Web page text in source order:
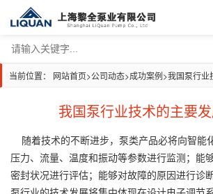
当前位置： 网站首页>公司动态>成功案例>我国泵行业
我国泵行业技术的主要
随着技术的不断进步，泵类产品必将向智能
压力、流量、温度和振动等参数进行监测；能
密封状况进行评估；能够对故障的原因进行诊